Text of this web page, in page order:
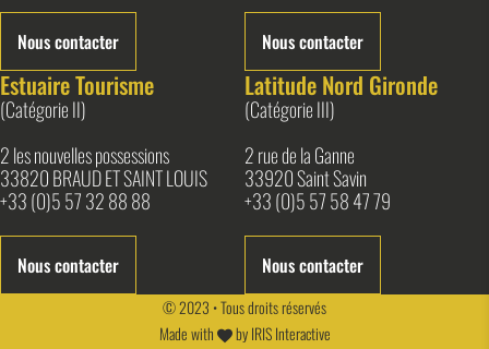
Nous contacter Nous contacter
Estuaire Tourisme
(Catégorie II)
2 les nouvelles possessions
33820 BRAUD ET SAINT LOUIS
+33 (0)5 57 32 88 88
Nous contacter
Latitude Nord Gironde
(Catégorie III)
2 rue de la Ganne
33920 Saint Savin
+33 (0)5 57 58 47 79
Nous contacter
© 2023 • Tous droits réservés
Made with
byIRIS Interactive